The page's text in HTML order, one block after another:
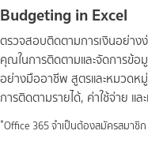
Budgeting in Excel
ตรวจสอบติดตามการเงินอย่าง
คุณในการติดตามและจัดการข้
อย่างมืออาชีพ สูตรและหมวดห
การติดตามรายได้, ค่าใช้จ่าย
*Office 365 จำเป็นต้องสมัครสมาชิก